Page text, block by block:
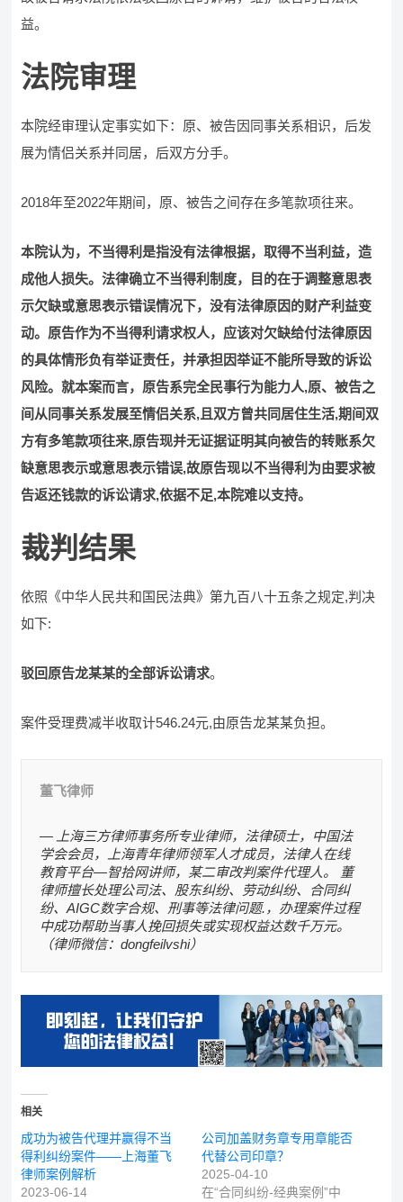
益。
法院审理
本院经审理认定事实如下：原、被告因同事关系相识，后发
展为情侣关系并同居，后双方分手。
2018年至2022年期间，原、被告之间存在多笔款项往来。
本院认为，不当得利是指没有法律根据，取得不当利益，造
成他人损失。法律确立不当得利制度，目的在于调整意思表
示欠缺或意思表示错误情况下，没有法律原因的财产利益变
动。原告作为不当得利请求权人，应该对欠缺给付法律原因
的具体情形负有举证责任，并承担因举证不能所导致的诉讼
风险。就本案而言，原告系完全民事行为能力人,原、被告之
间从同事关系发展至情侣关系,且双方曾共同居住生活,期间双
方有多笔款项往来,原告现并无证据证明其向被告的转账系欠
缺意思表示或意思表示错误,故原告现以不当得利为由要求被
告返还钱款的诉讼请求,依据不足,本院难以支持。
裁判结果
依照《中华人民共和国民法典》第九百八十五条之规定,判决
如下:
驳回原告龙某某的全部诉讼请求。
案件受理费减半收取计546.24元,由原告龙某某负担。
董飞律师
上海三方律师事务所专业律师，法律硕士，中国法
学会会员，上海青年律师领军人才成员，法律人在线
教育平台—智拾网讲师，某二审改判案件代理人。 董
律师擅长处理公司法、股东纠纷、劳动纠纷、合同纠
纷、AIGC数字合规、刑事等法律问题.，办理案件过程
中成功帮助当事人挽回损失或实现权益达数千万元。
（律师微信：dongfeilvshi）
相关
成功为被告代理并赢得不当
得利纠纷案件——上海董飞
律师案例解析
2023-06-14
公司加盖财务章专用章能否
代替公司印章？
2025-04-10
在“合同纠纷-经典案例”中